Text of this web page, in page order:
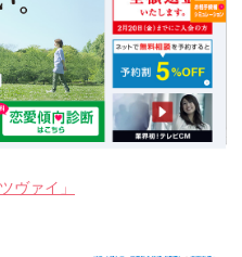
ヴァイ」